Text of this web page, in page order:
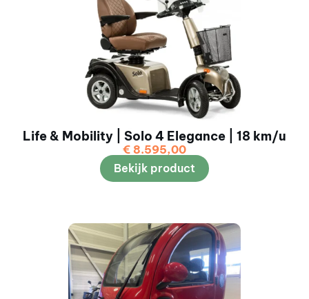
Life & Mobility | Solo 4 Elegance | 18 km/u
€ 8.595,00
Bekijk product